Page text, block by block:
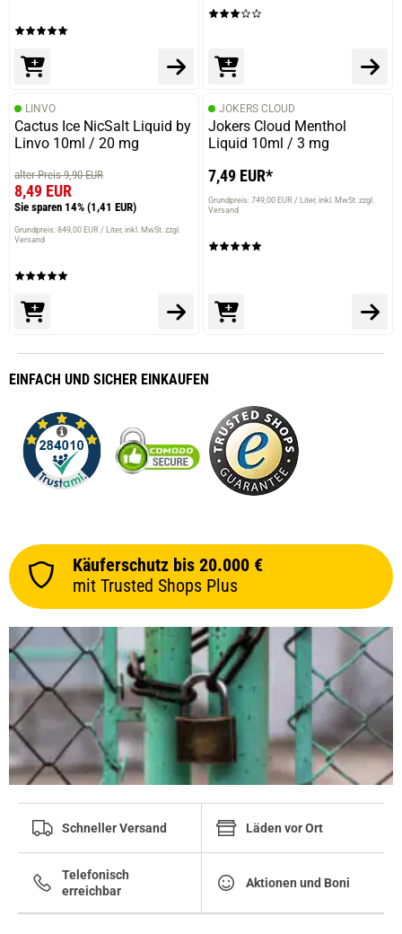
LINVO
Cactus Ice NicSalt Liquid by
Linvo 10ml / 20 mg
alter Preis 9,90 EUR
8,49 EUR
Sie sparen 14% (1,41 EUR)
Grundpreis: 849,00 EUR / Liter inkl. MwSt. zzgl.
Versand
JOKERS CLOUD
Jokers Cloud Menthol
Liquid 10ml / 3 mg
7,49 EUR*
Grundpreis: 749,00 EUR / Liter inkl. MwSt. zzgl.
Versand
EINFACH UND SICHER EINKAUFEN
Käuferschutz bis 20.000 €
mit Trusted Shops Plus
Schneller Versand Läden vor Ort
Telefonisch
erreichbar
Aktionen und Boni